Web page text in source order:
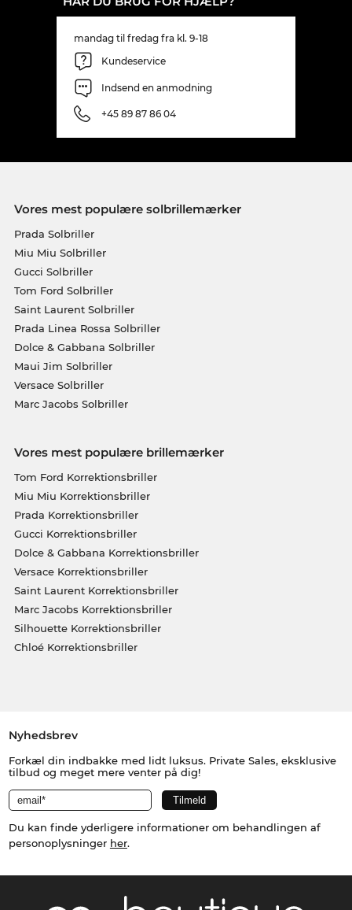
mandag til fredag fra kl. 9-18
Kundeservice
Indsend en anmodning
+45 89 87 86 04
Vores mest populære solbrillemærker
Prada Solbriller
Miu Miu Solbriller
Gucci Solbriller
Tom Ford Solbriller
Saint Laurent Solbriller
Prada Linea Rossa Solbriller
Dolce & Gabbana Solbriller
Maui Jim Solbriller
Versace Solbriller
Marc Jacobs Solbriller
Vores mest populære brillemærker
Tom Ford Korrektionsbriller
Miu Miu Korrektionsbriller
Prada Korrektionsbriller
Gucci Korrektionsbriller
Dolce & Gabbana Korrektionsbriller
Versace Korrektionsbriller
Saint Laurent Korrektionsbriller
Marc Jacobs Korrektionsbriller
Silhouette Korrektionsbriller
Chloé Korrektionsbriller
Nyhedsbrev
Forkæl din indbakke med lidt luksus. Private Sales, eksklusive
tilbud og meget mere venter på dig!
Du kan finde yderligere informationer om behandlingen af
personoplysninger her.